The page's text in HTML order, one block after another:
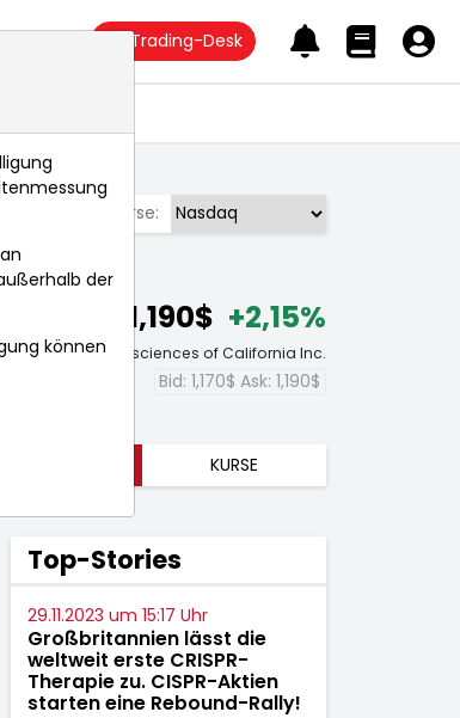
Trading-Desk
Börse:
1,190$ +2,15%
Pacific Biosciences of California Inc.
Bid: 1,170$ Ask: 1,190$
KURSE
Top-Stories
29.11.2023 um 15:17 Uhr
Großbritannien lässt die
weltweit erste CRISPR-
Therapie zu. CISPR-Aktien
starten eine Rebound-Rally!
der
können